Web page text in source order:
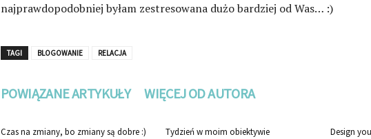
najprawdopodobniej byłam zestresowana dużo bardziej od Was… :)
TAGI BLOGOWANIE RELACJA
POWIĄZANE ARTYKUŁY WIĘCEJ OD AUTORA
Czas na zmiany, bo zmiany są dobre :)
Tydzień w moim obiektywie
Design